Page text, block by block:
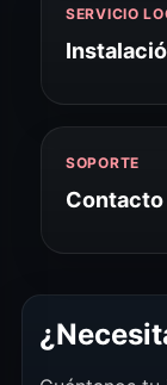
SERVICIO
SOPORTE